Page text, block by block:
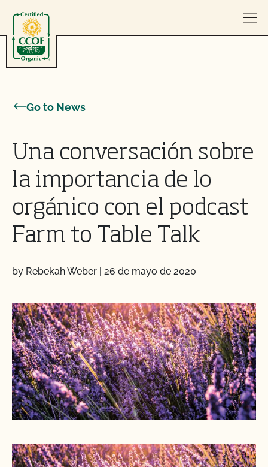
Go to News
Una conversación sobre
la importancia de lo
orgánico con el podcast
Farm to Table Talk
by Rebekah Weber | 26 de mayo de 2020